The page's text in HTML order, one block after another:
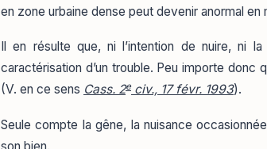
en zone urbaine dense peut devenir anormal en
Il en résulte que, ni l’intention de nuire, ni
caractérisation d’un trouble. Peu importe donc
(V. en ce sens Cass. 2eciv., 17 févr. 1993).
Seule compte la gêne, la nuisance
son bien.